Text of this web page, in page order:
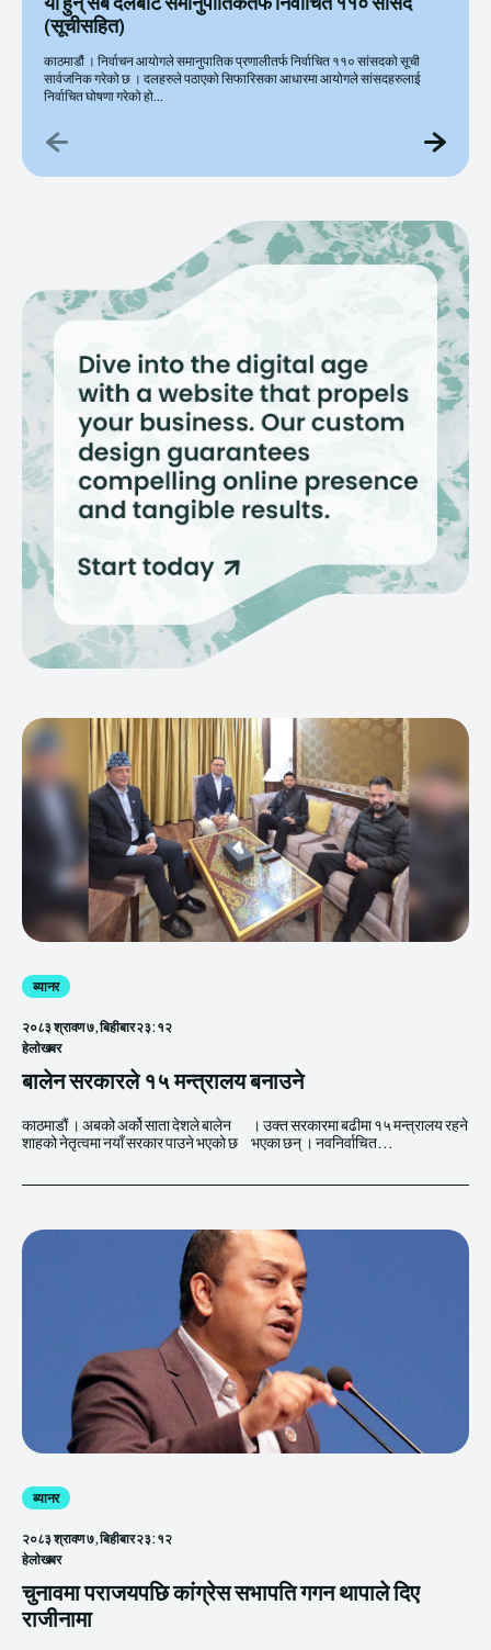
(सूचीसहित)
काठमाडौं । निर्वाचन आयोगले समानुपातिक प्रणालीतर्फ निर्वाचित ११० सांसदको सूची
सार्वजनिक गरेको छ । दलहरुले पठाएको सिफारिसका आधारमा आयोगले सांसदहरुलाई
निर्वाचित घोषणा गरेको हो...
ब्यानर
२०८३ श्रावण ७, बिहीबार २३:१२
हेलाेखबर
बालेन सरकारले १५ मन्त्रालय बनाउने
काठमाडौं । अबको अर्को साता देशले बालेन
शाहको नेतृत्वमा नयाँ सरकार पाउने भएको छ
। उक्त सरकारमा बढीमा १५ मन्त्रालय रहने
भएका छन् । नवनिर्वाचित...
ब्यानर
२०८३ श्रावण ७, बिहीबार २३:१२
हेलाेखबर
चुनावमा पराजयपछि कांग्रेस सभापति गगन थापाले दिए
राजीनामा